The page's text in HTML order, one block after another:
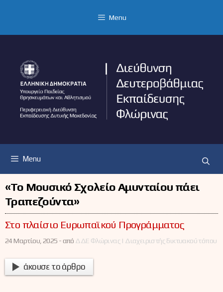
Menu
Menu
«Το Μουσικό Σχολείο Αμυνταίου πάει
Τραπεζούντα»
Στο πλαίσιο Ευρωπαϊκού Προγράμματος
24 Μαρτίου, 2025 -από ΔΔΕ Φλώρινας | Διαχειριστής δικτυακού τόπου
άκουσε το άρθρο